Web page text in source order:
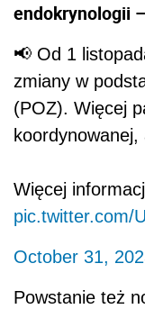
endokrynologii
📢 Od 1
zmiany w
(POZ). Więcej
Więcej
pic.twitter.com/
October 31,
Powstanie też